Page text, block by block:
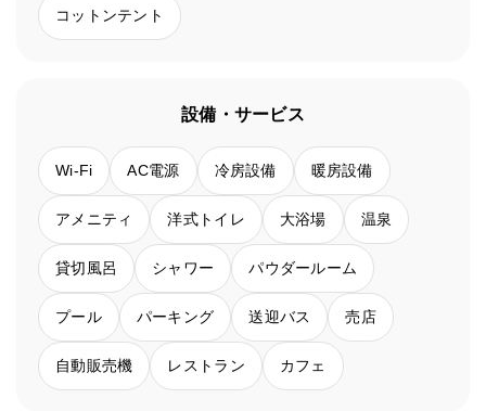
コットンテント
設備・サービス
Wi-Fi AC電源 冷房設備 暖房設備
アメニティ 洋式トイレ 大浴場 温泉
貸切風呂 シャワー パウダールーム
プール パーキング 送迎バス 売店
自動販売機 レストラン カフェ